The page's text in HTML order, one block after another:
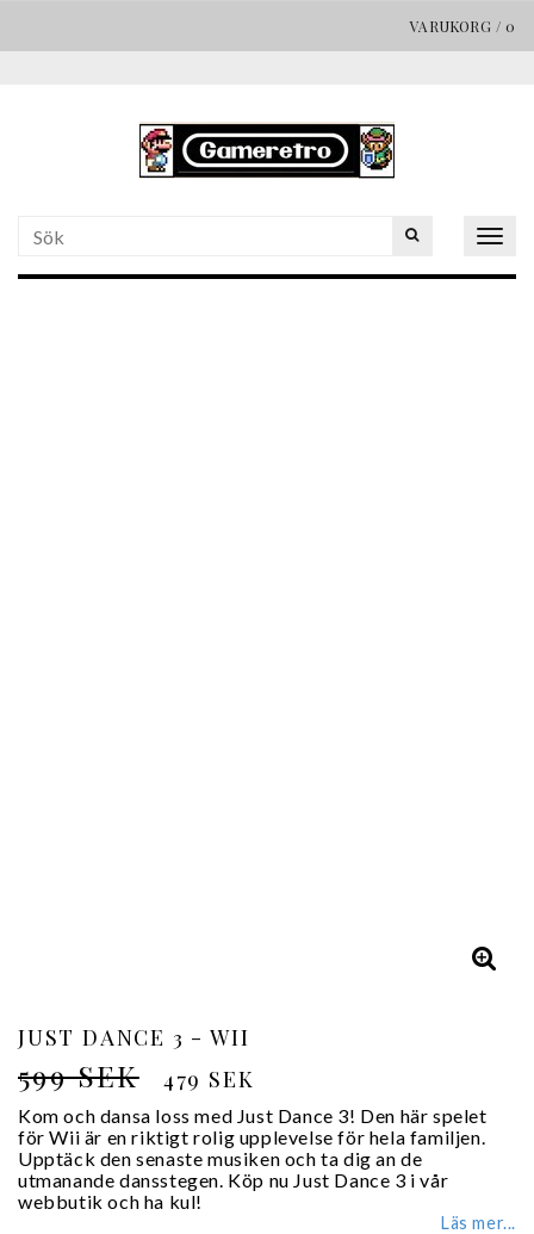
VARUKORG / 0
JUST DANCE 3 - WII
599 SEK 479 SEK
Kom och dansa loss med Just Dance 3! Den här spelet
för Wii är en riktigt rolig upplevelse för hela familjen.
Upptäck den senaste musiken och ta dig an de
utmanande dansstegen. Köp nu Just Dance 3 i vår
webbutik och ha kul!
Läs mer...